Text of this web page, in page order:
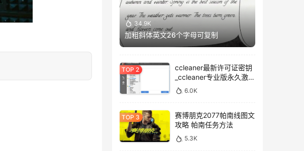
34.9K
加粗斜体英文26个字母可复制
ccleaner最新许可证密钥
_ccleaner专业版永久激活
码 6.0K
赛博朋克2077帕南线图文
攻略 帕南任务方法
5.3K